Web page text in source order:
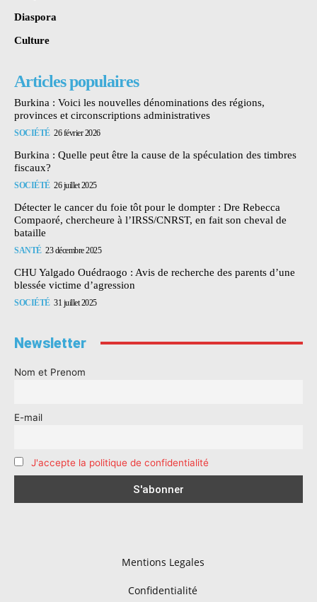
Diaspora
Culture
Articles populaires
Burkina : Voici les nouvelles dénominations des régions,
provinces et circonscriptions administratives
SOCIÉTÉ 26 février 2026
Burkina : Quelle peut être la cause de la spéculation des timbres
fiscaux?
SOCIÉTÉ 26 juillet 2025
Détecter le cancer du foie tôt pour le dompter : Dre Rebecca
Compaoré, chercheure à l’IRSS/CNRST, en fait son cheval de
bataille
SANTÉ 23 décembre 2025
CHU Yalgado Ouédraogo : Avis de recherche des parents d’une
blessée victime d’agression
SOCIÉTÉ 31 juillet 2025
Newsletter
Nom et Prenom
E-mail
J'accepte la politique de confidentialité
Mentions Legales
Confidentialité